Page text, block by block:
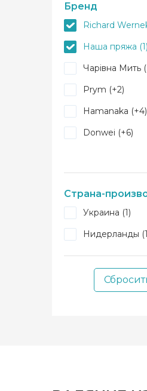
Бренд
Richard
Наша пряжа (1)
Чарівна Мить
Prym (+2)
Hamanaka (+4)
Donwei (+6)
Dimensions
Clover (+14)
Ashford (+3)
Страна-
Украина (1)
Нидерланды